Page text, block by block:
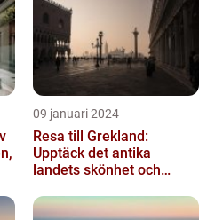
09 januari 2024
Resa till Grekland:
Upptäck det antika
landets skönhet och